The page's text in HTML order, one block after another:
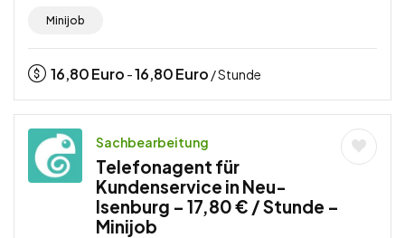
Minijob
16,80Euro -16,80Euro / Stunde
Sachbearbeitung
Telefonagent für
Kundenservice in Neu-
Isenburg – 17,80 € / Stunde –
Minijob